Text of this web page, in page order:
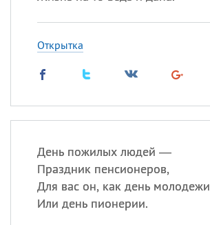
Открытка
День пожилых людей —
Праздник пенсионеров,
Для вас он, как день молодежи
Или день пионерии.